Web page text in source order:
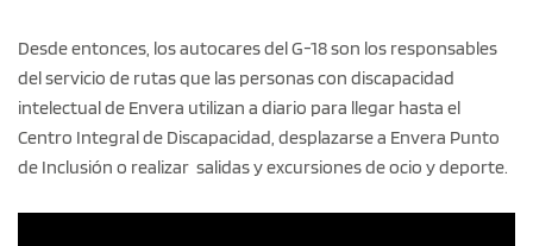
Desde entonces, los autocares del G-18 son los responsables
del servicio de rutas que las personas con discapacidad
intelectual de Envera utilizan a diario para llegar hasta el
Centro Integral de Discapacidad, desplazarse a Envera Punto
de Inclusión o realizar salidas y excursiones de ocio y deporte.